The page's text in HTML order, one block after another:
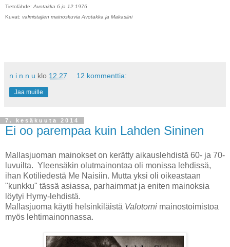
Tietolähde: Avotakka 6 ja 12 1976
Kuvat: valmistajien mainoskuvia Avotakka ja Makasiini
n i n n u klo 12.27 12 kommenttia:
Jaa muille
7. kesäkuuta 2014
Ei oo parempaa kuin Lahden Sininen
Mallasjuoman mainokset on kerätty aikauslehdistä 60- ja 70-
luvuilta. Yleensäkin olutmainontaa oli monissa lehdissä,
ihan Kotiliedestä Me Naisiin. Mutta yksi oli oikeastaan
"kunkku" tässä asiassa, parhaimmat ja eniten mainoksia
löytyi Hymy-lehdistä.
Mallasjuoma käytti helsinkiläistä Valotorni mainostoimistoa
myös lehtimainonnassa.